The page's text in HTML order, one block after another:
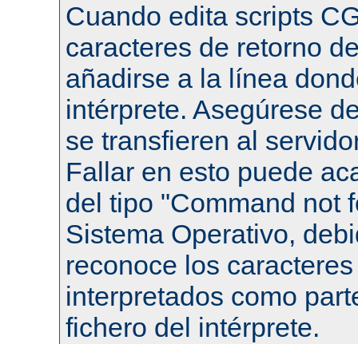
Cuando edita scripts
caracteres de retorno
añadirse a la línea
intérprete. Asegúrese
se transfieren al
Fallar en esto puede
del tipo "Command not
Sistema Operativo,
reconoce los
interpretados como
fichero del intérprete.